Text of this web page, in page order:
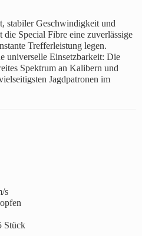
stabiler Geschwindigkeit und
Special Fibre eine zuverlässige
Trefferleistung legen.
universelle Einsetzbarkeit: Die
Spektrum an Kalibern und
Jagdpatronen im
s
Stück